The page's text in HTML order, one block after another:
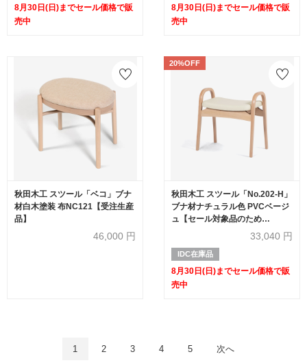
8月30日(日)までセール価格で販
売中
8月30日(日)までセール価格で販
売中
秋田木工 スツール「ベコ」ブナ
材白木塗装 布NC121【受注生産
品】
46,000 円
20%OFF
秋田木工 スツール「No.202-H」
ブナ材ナチュラル色 PVCベージ
ュ【セール対象品のため
33,040 円
IDC在庫品
8月30日(日)までセール価格で販
売中
1 2 3 4 5 次へ